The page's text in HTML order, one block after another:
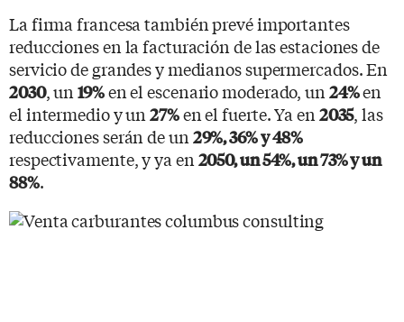
La firma francesa también prevé importantes
reducciones en la facturación de las estaciones de
servicio de grandes y medianos supermercados. En
2030, un19%en el escenario moderado, un 24%en
el intermedio y un27%en el fuerte. Ya en 2035, las
reducciones serán de un 29%, 36% y 48%
respectivamente, y ya en 2050, un 54%, un 73% y un
88%.